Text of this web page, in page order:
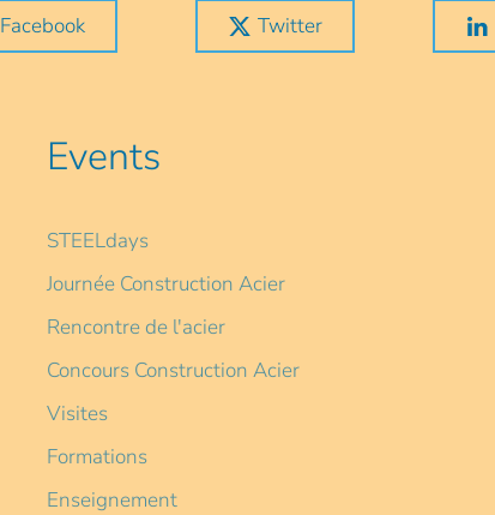
Facebook Twitter
Events
STEELdays
Journée Construction Acier
Rencontre de l'acier
Concours Construction Acier
Visites
Formations
Enseignement